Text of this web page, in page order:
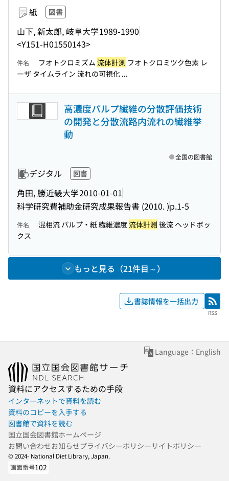
紙 図書
山下, 新太郎, 岐阜大学1989-1990
<Y151-H01550143>
件名 フオトクロミズム 流体計測 フオトクロミツク色素 レ
ーザ タイムライン 流れの可視化 ...
高濃度パルプ繊維の分散評価技術
の開発と分散流路内流れの繊維挙
動
デジタル 図書
角田, 勝近畿大学2010-01-01
科学研究費補助金研究成果報告書 (2010. )p.1-5
全国の図書館
件名 混相流 パルプ・紙 繊維濃度流体計測 後流 ヘッドボッ
クス
もっと見る（21件目～）
書誌情報を一括出力 RSS
RSS
Language：English
資料にアクセスするための手段
インターネットで資料を読む
資料のコピーを入手する
図書館で資料を読む
国立国会図書館ホームページ
お問い合わせお知らせプライバシーポリシーサイトポリシー
© 2024- National Diet Library, Japan.
画面番号102